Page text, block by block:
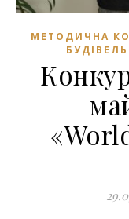
МЕТОДИЧНА